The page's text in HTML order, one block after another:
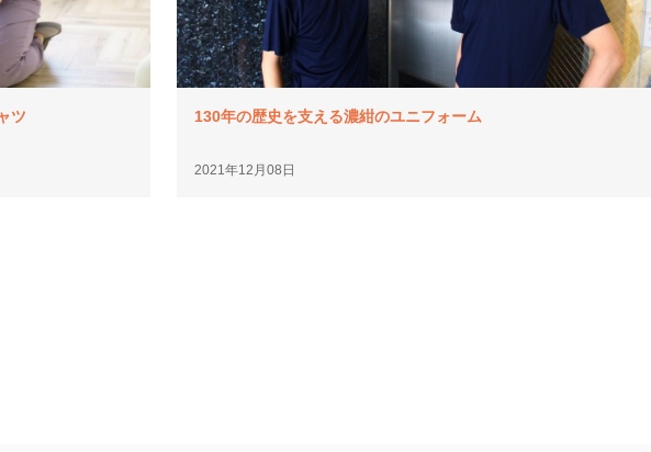
ツ 130年の歴史を支える濃紺のユニフォーム
2021年12月08日